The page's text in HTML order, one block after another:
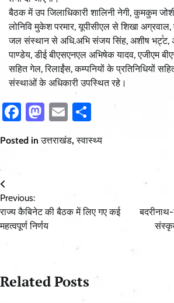
बैठक में उप जिलाधिकारी शालिनी नेगी, कुमकुम
लोनिवि मुकेश परमार, यूपीसीएल से शिखा
जल संस्थान से अधि.अभि संजय सिंह, अशीष भट्ट,
पाण्डेय, डीई बीएसएनएल अभिषेक यादव, एजीएम
सहित गेल, रिलाईंस, कम्पनियों के प्रतिनिधियों
संस्थाओं के अधिकारी उपस्थित रहे।
Facebook
Mastodon
EmailShare
Posted inउत्तराखंड,स्वास्थ्य
Post
navigation
Previous:
राज्य कैबिनेट की बैठक में लिए गए कई
महत्वपूर्ण निर्णय
Related Posts